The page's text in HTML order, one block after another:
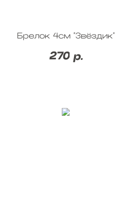
Брелок 4см "Звёздик"
270 р.